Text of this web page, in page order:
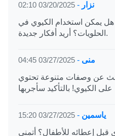
نزار -
03/20/2025 02:10
هل يمكن استخدام الكيوي في
الحلويات؟ أريد أفكار جديدة.
منى -
03/27/2025 04:45
عن وصفات متنوعة تحتوي
على الكيوي! بالتأكيد سأجربها
ياسمين -
03/27/2025 15:20
قبل إعطائه للأطفال؟ أتمنى